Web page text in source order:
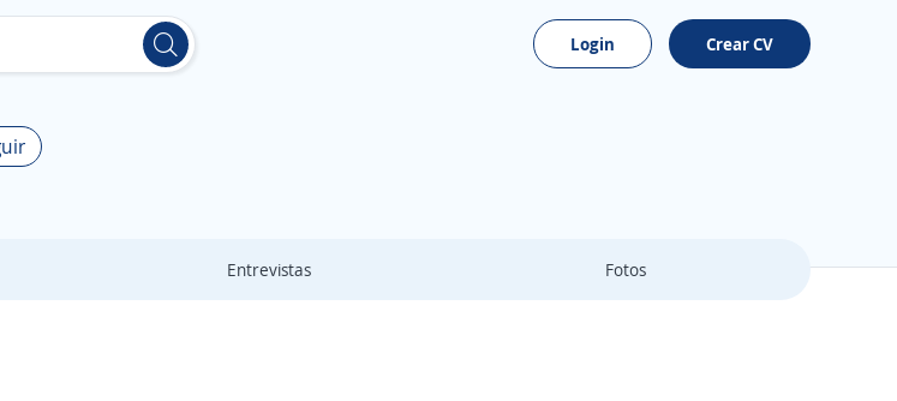
Login Crear CV
Entrevistas Fotos